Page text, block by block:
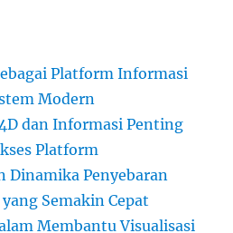
Platform Informasi
Modern
dan Informasi Penting
Platform
Dinamika Penyebaran
Semakin Cepat
Membantu Visualisasi